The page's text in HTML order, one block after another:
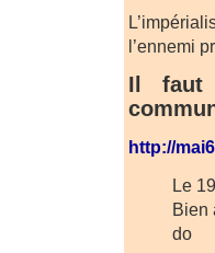
l’ennemi
Il faut
http://
Le
Bien
do